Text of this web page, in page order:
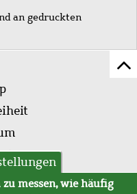
an gedruckten
messen, wie häufig